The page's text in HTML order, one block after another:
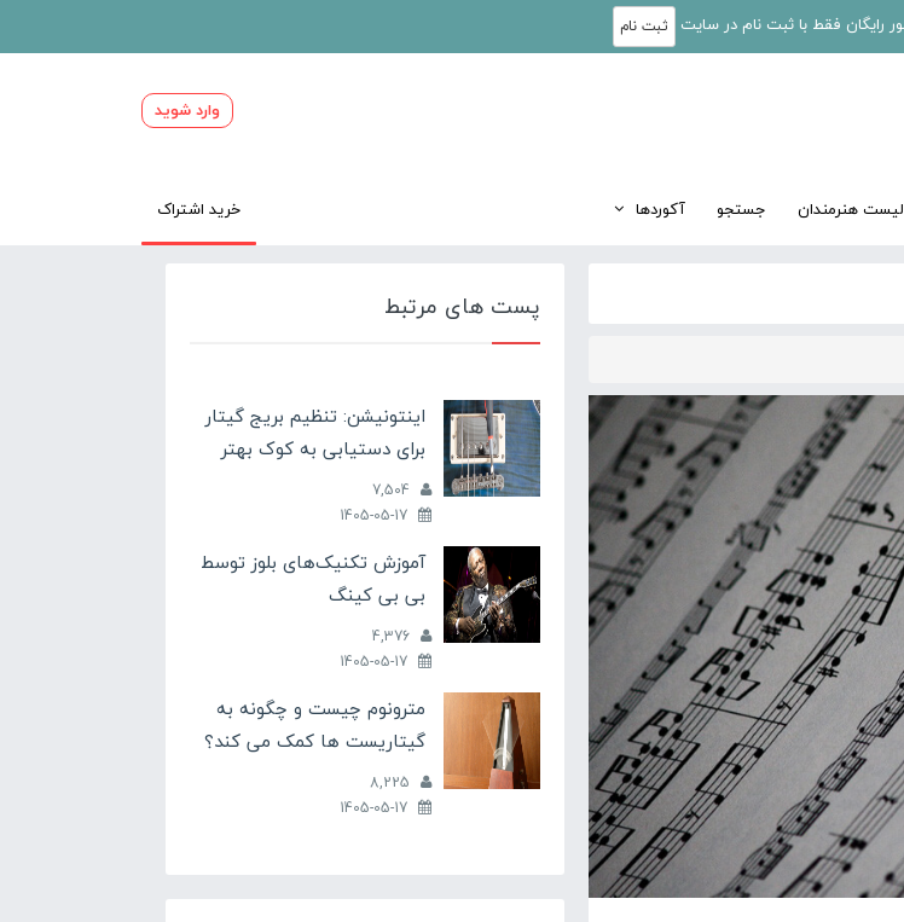
ثبت نام
وارد شوید
لیست هنرمندان جستجو آکوردها خرید اشتراک
پست های مرتبط
اینتونیشن: تنظیم بریج گیتار
برای دستیابی به کوک بهتر
آموزش تکنیک‌های بلوز توسط
بی بی کینگ
مترونوم چیست و چگونه به
گیتاریست ها کمک می کند؟